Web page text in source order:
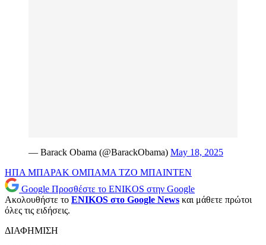
— Barack Obama (@BarackObama) May 18, 2025
ΗΠΑ ΜΠΑΡΑΚ ΟΜΠΑΜΑ ΤΖΟ ΜΠΑΙΝΤΕΝ
Google Προσθέστε το ENIKOS στην Google
Ακολουθήστε το ENIKOS στο Google News και μάθετε πρώτοι
όλες τις ειδήσεις.
ΔΙΑΦΗΜΙΣΗ